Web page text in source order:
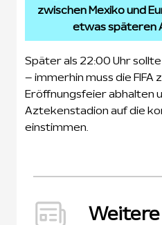
zwischen Mexiko und
etwas späteren
Später als 22:00 Uhr
– immerhin muss die FIFA
Eröffnungsfeier abhalten
Aztekenstadion auf die
einstimmen.